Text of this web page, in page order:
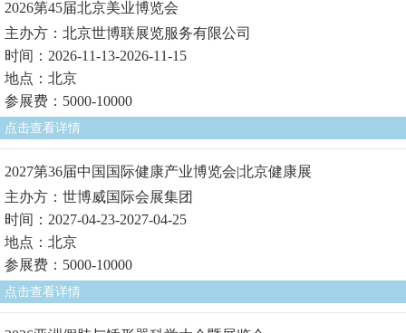
2026第45届北京美业博览会
主办方：北京世博联展览服务有限公司
时间：2026-11-13-2026-11-15
地点：北京
参展费：5000-10000
点击查看详情
2027第36届中国国际健康产业博览会|北京健康展
主办方：世博威国际会展集团
时间：2027-04-23-2027-04-25
地点：北京
参展费：5000-10000
点击查看详情